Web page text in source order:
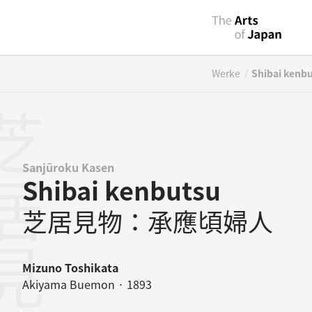
Werke / Shibai
Sanjūroku Kasen
Shibai kenbutsu
芝居見物：承應頃婦人
Mizuno Toshikata
Akiyama Buemon · 1893